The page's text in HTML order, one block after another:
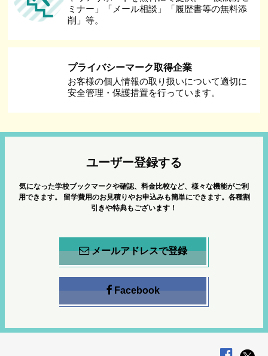
ミナー」「メール相談」「履歴書等の無料添
削」等。
プライバシーマーク取得企業
お客様の個人情報の取り扱いについて適切に
安全管理・保護措置を行っています。
ユーザー登録する
気になった学校ブックマークや確認、料金比較など、様々な機能がご利
用できます。
留学費用のお見積りやお申込みも簡単にできます。各種割
引きや特典もございます！
メールアドレスで登録
Facebook